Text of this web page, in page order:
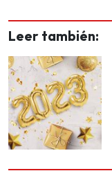
Leer también: